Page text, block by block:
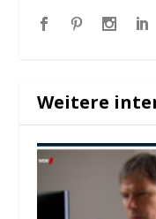
Weitere